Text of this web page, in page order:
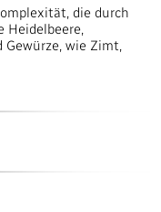
die durch
Heidelbeere,
Gewürze, wie Zimt,